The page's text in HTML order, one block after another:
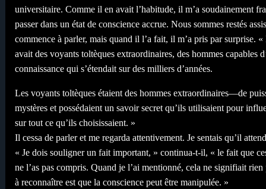
universitaire. Comme il en avait l’habitude, il m’a soudainement
passer dans un état de conscience accrue. Nous sommes restés
commence à parler, mais quand il l’a fait, il m’a pris par surprise.
avait des voyants toltèques extraordinaires, des hommes capables
connaissance qui s’étendait sur des milliers d’années.
Les voyants toltèques étaient des hommes extraordinaires—de
mystères et possédaient un savoir secret qu’ils utilisaient pour
sur tout ce qu’ils choisissaient. »
Il cessa de parler et me regarda attentivement. Je sentais qu’il
« Je dois souligner un fait important, » continua-t-il, « le fait que
ne l’as pas compris. Quand je l’ai mentionné, cela ne signifiait
à reconnaître est que la conscience peut être manipulée. »